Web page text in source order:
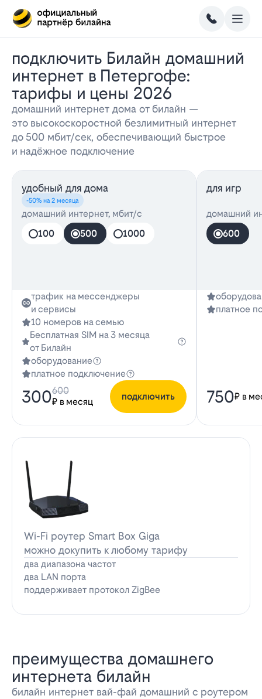
Подключить Билайн домашний
интернет в Петергофе:
тарифы и цены 2026
домашний интернет дома от билайн —
это высокоскоростной безлимитный интернет
до 500 мбит/сек, обеспечивающий быстрое
и надёжное подключение
удобный для дома
-50% на 2 месяца
домашний интернет, мбит/с
100
500 1000
трафик на мессенджеры
и сервисы
10 номеров на семью
Бесплатная SIM на 3 месяца
от Билайн
оборудование
платное подключение
300₽ в месяц
600
подключить
для игр
домашний
600
платное
750₽ в
Wi-Fi роутер Smart Box Giga
можно докупить к любому тарифу
два диапазона частот
два LAN порта
поддерживает протокол ZigBee
преимущества домашнего
интернета билайн
билайн интернет вай-фай домашний с роутером